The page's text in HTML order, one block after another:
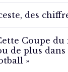
des
Coupe
de plus
»